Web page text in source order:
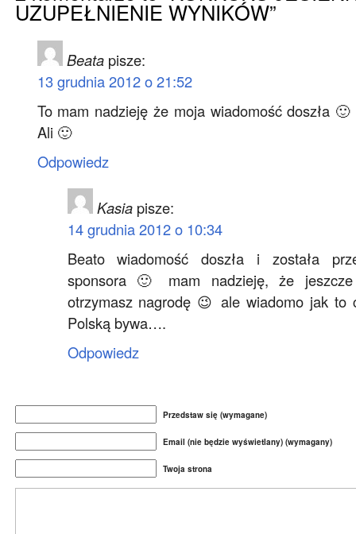
UZUPEŁNIENIE WYNIKÓW”
Beata pisze:
13 grudnia 2012 o 21:52
To mam nadzieję że moja wiadomość doszła
Ali 🙂
Odpowiedz
Kasia pisze:
14 grudnia 2012 o 10:34
Beato wiadomość doszła i została
sponsora 🙂 mam nadzieję, że
otrzymasz nagrodę 😉 ale wiadomo jak to
Polską bywa….
Odpowiedz
Przedstaw się (wymagane)
Email (nie będzie wyświetlany) (wymagany)
Twoja strona